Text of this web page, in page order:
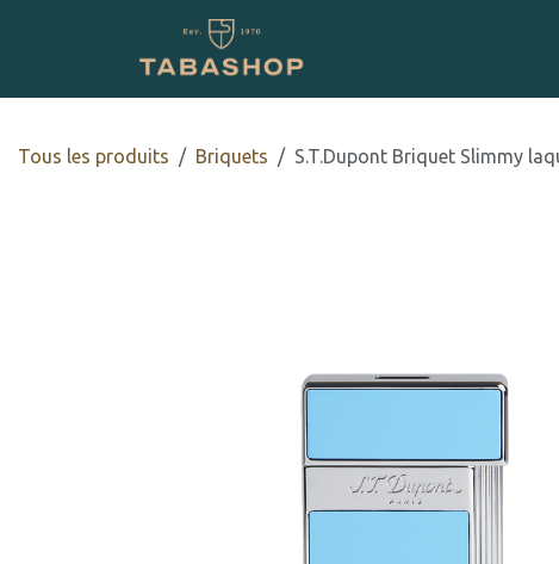
Tous les produits ​​​​Briquets S.T.Dupont Briquet Slimmy